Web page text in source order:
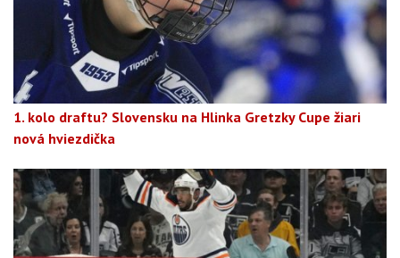
1. kolo draftu? Slovensku na Hlinka Gretzky Cupe žiari
nová hviezdička